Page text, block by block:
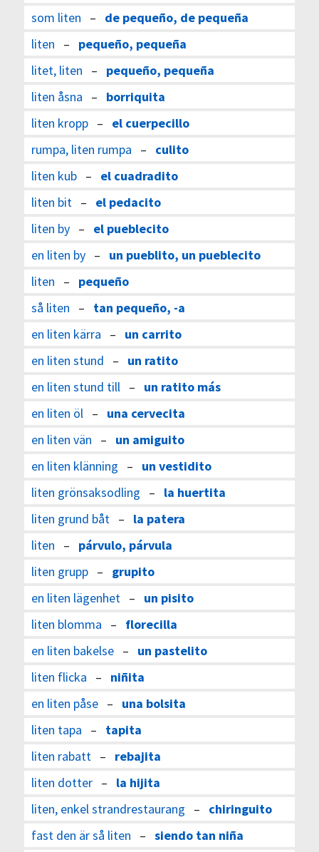
som liten – de pequeño, de pequeña
liten – pequeño, pequeña
litet, liten – pequeño, pequeña
liten åsna – borriquita
liten kropp– el cuerpecillo
rumpa, liten rumpa – culito
liten kub– el cuadradito
liten bit– el pedacito
liten by– el pueblecito
en liten by– un pueblito, un pueblecito
liten – pequeño
så liten – tan pequeño, -a
en liten kärra – un carrito
en liten stund – un ratito
en liten stund till– un ratito más
en liten öl– una cervecita
en liten vän – un amiguito
en liten klänning – un vestidito
liten grönsaksodling – la huertita
liten grund båt– la patera
liten – párvulo, párvula
liten grupp– grupito
en liten lägenhet– un pisito
liten blomma – florecilla
en liten bakelse– un pastelito
liten flicka – niñita
en liten påse– una bolsita
liten tapa – tapita
liten rabatt– rebajita
liten dotter– la hijita
liten, enkel strandrestaurang – chiringuito
fast den är så liten – siendo tan niña